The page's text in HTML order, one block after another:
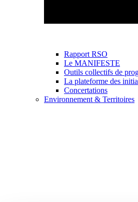
Rapport RSO
Le MANIFESTE
Outils collectifs de
La plateforme des
Concertations
Environnement & Territoires